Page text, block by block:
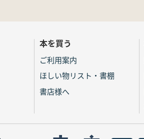
本を買う
ご利用案内
ほしい物リスト・書棚
書店様へ